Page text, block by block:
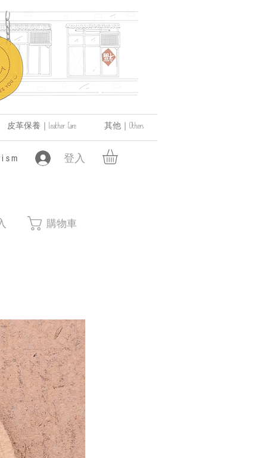
皮革保養｜Leather Care 其他｜Others
登入
購物車